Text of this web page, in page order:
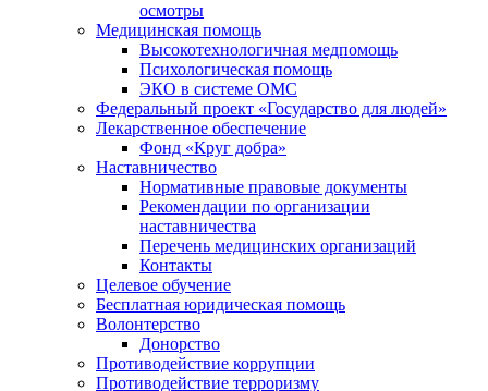
осмотры
Медицинская помощь
Высокотехнологичная медпомощь
Психологическая помощь
ЭКО в системе ОМС
Федеральный проект «Государство для людей»
Лекарственное обеспечение
Фонд «Круг добра»
Наставничество
Нормативные правовые документы
Рекомендации по организации
наставничества
Перечень медицинских организаций
Контакты
Целевое обучение
Бесплатная юридическая помощь
Волонтерство
Донорство
Противодействие коррупции
Противодействие терроризму